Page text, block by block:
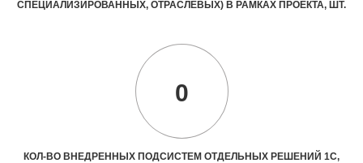
СПЕЦИАЛИЗИРОВАННЫХ, ОТРАСЛЕВЫХ) В РАМКАХ ПРОЕКТА, ШТ.
0
КОЛ-ВО ВНЕДРЕННЫХ ПОДСИСТЕМ ОТДЕЛЬНЫХ РЕШЕНИЙ 1С,